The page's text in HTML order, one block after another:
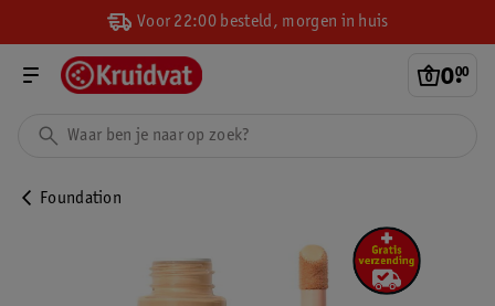
Voor 22:00 besteld, morgen in huis
0.
00
Foundation